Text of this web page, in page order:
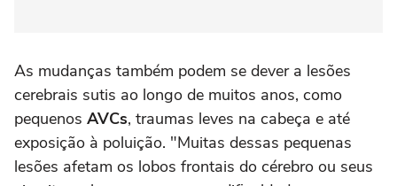
As mudanças também podem se dever a lesões
cerebrais sutis ao longo de muitos anos, como
pequenos AVCs, traumas leves na cabeça e até
exposição à poluição. "Muitas dessas pequenas
lesões afetam os lobos frontais do cérebro ou seus